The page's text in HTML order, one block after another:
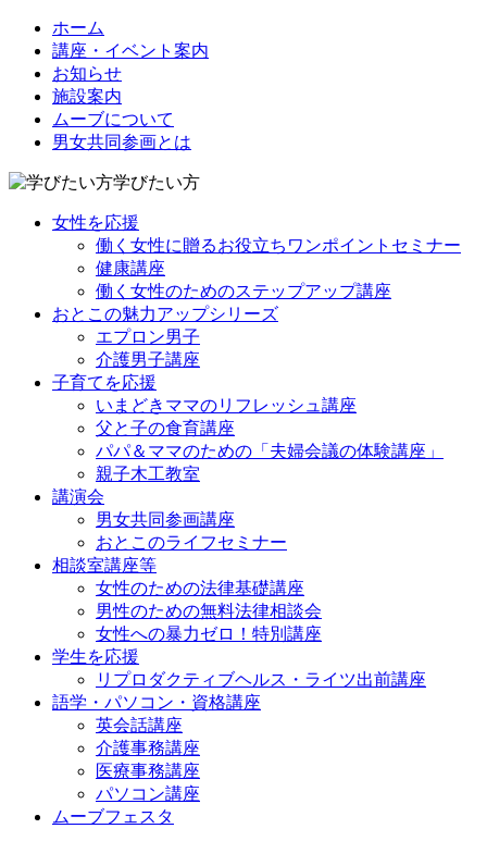
ホーム
講座・イベント案内
お知らせ
施設案内
ムーブについて
男女共同参画とは
学びたい方
女性を応援
働く女性に贈るお役立ちワンポイントセミナー
健康講座
働く女性のためのステップアップ講座
おとこの魅力アップシリーズ
エプロン男子
介護男子講座
子育てを応援
いまどきママのリフレッシュ講座
父と子の食育講座
パパ＆ママのための「夫婦会議の体験講座」
親子木工教室
講演会
男女共同参画講座
おとこのライフセミナー
相談室講座等
女性のための法律基礎講座
男性のための無料法律相談会
女性への暴力ゼロ！特別講座
学生を応援
リプロダクティブヘルス・ライツ出前講座
語学・パソコン・資格講座
英会話講座
介護事務講座
医療事務講座
パソコン講座
ムーブフェスタ